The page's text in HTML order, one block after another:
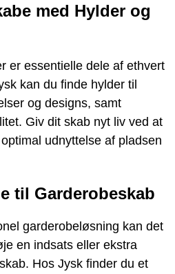
med Hylder og
er essentielle dele af ethvert
kan du finde hylder til
og designs, samt
Giv dit skab nyt liv ved at
udnyttelse af pladsen
til Garderobeskab
garderobeløsning kan det
en indsats eller ekstra
Hos Jysk finder du et